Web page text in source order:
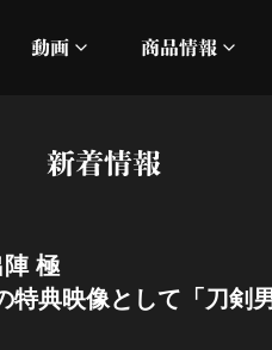
動画
オフィシャルムービー
商品情報
加州清光 単騎
江 おん すて
新着情報
陣 極
典映像として「刀剣